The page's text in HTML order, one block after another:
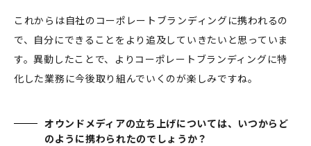
これからは自社のコーポレートブランディングに携われるの
で、自分にできることをより追及していきたいと思っていま
す。異動したことで、よりコーポレートブランディングに特
化した業務に今後取り組んでいくのが楽しみですね。
オウンドメディアの立ち上げについては、いつからど
のように携わられたのでしょうか？